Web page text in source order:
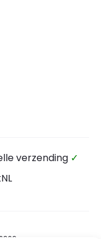
verzending ✓